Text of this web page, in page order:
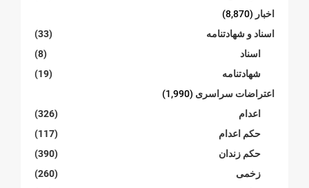
اخبار (8,870)
اسناد و شهادتنامە
(33)
اسناد
(8)
شهادتنامە
(19)
اعتراضات سراسری (1,990)
اعدام
(326)
حکم اعدام
(117)
حکم زندان
(390)
زخمی
(260)